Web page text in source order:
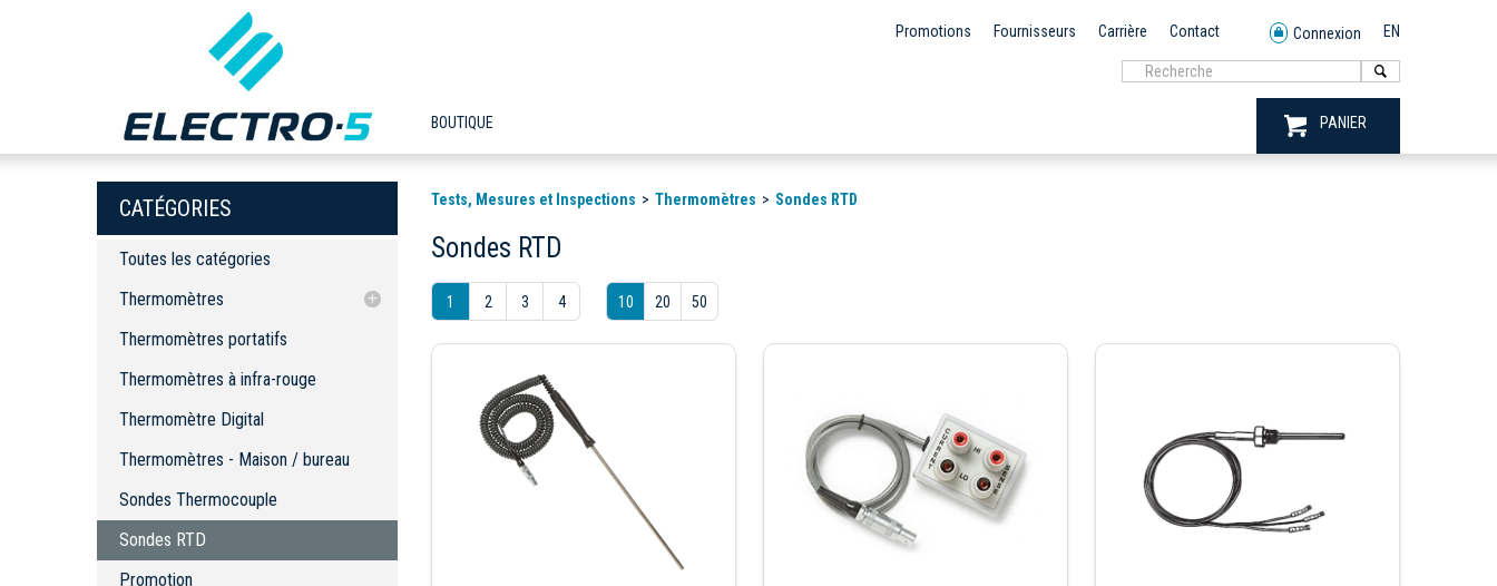
Promotions Fournisseurs Carrière Contact Connexion EN
BOUTIQUE PANIER
CATÉGORIES
Toutes les catégories
Thermomètres
Thermomètres portatifs
Thermomètres - Maison / bureau
Sondes Thermocouple
Thermomètres portatifs
Thermomètres à infra-rouge
Thermomètre Digital
Thermomètres - Maison / bureau
Sondes Thermocouple
Sondes RTD
Promotion
Tests, Mesures et Inspections Thermomètres Sondes RTD
Sondes RTD
1 2 3 4 10 20 50